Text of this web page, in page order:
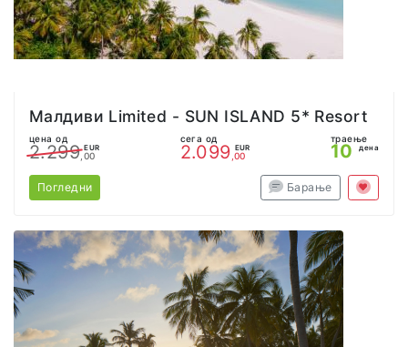
Малдиви Limited - SUN ISLAND 5* Resort
цена од
2.299 EUR
,00
сега од
2.099 EUR
,00
траење
10 дена
Погледни Барање